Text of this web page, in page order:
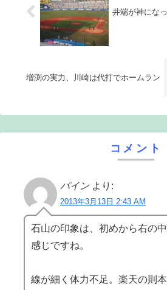
井端が神にな
増渕の実力、川崎は代打でホームラン
コメント
パイン より:
2013年3月13日 2:43 AM
石山の印象は、初めから右の
感じですね。
線が細く体力不足。楽天の則